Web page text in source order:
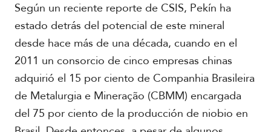
Según un reciente reporte de CSIS, Pekín ha
estado detrás del potencial de este mineral
desde hace más de una década, cuando en el
2011 un consorcio de cinco empresas chinas
adquirió el 15 por ciento de Companhia Brasileira
de Metalurgia e Mineração (CBMM) encargada
del 75 por ciento de la producción de niobio en